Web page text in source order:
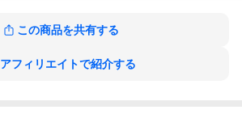
この商品を共有する
アフィリエイトで紹介する